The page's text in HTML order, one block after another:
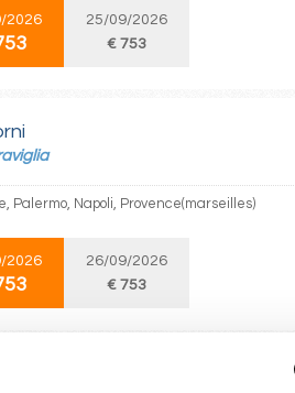
2026
25/09/2026
€ 753
Palermo, Napoli, Provence(marseilles)
2026
26/09/2026
€ 753